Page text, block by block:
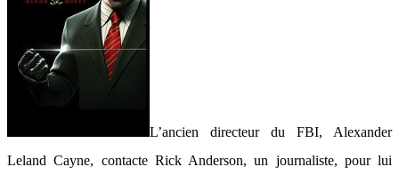
L’ancien directeur du FBI, Alexander
Leland Cayne, contacte Rick Anderson, un journaliste, pour lui